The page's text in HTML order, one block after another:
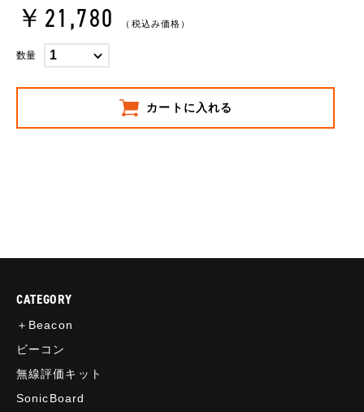
￥21,780 （税込み価格）
数量
カートに入れる
CATEGORY
＋Beacon
ビーコン
無線評価キット
SonicBoard